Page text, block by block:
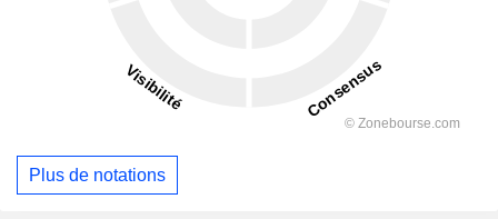
Plus de notations